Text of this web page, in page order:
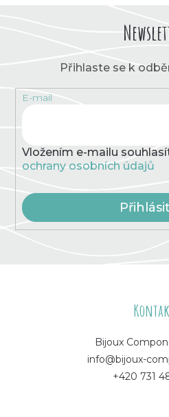
Přihlaste se k
E-mail
Vložením e-mailu
ochrany osobních údajů
Bijoux
info@bijoux-
+420 731